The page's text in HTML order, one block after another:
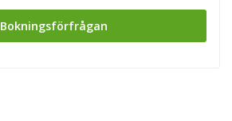
Bokningsförfrågan